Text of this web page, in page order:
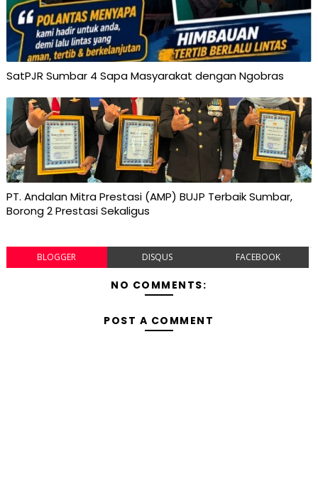
SatPJR Sumbar 4 Sapa Masyarakat dengan Ngobras
PT. Andalan Mitra Prestasi (AMP) BUJP Terbaik Sumbar,
Borong 2 Prestasi Sekaligus
BLOGGER DISQUS FACEBOOK
NO COMMENTS:
POST A COMMENT